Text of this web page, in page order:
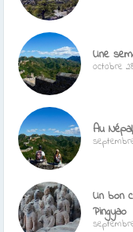
Une
octobre
Au
Un bon
Pingyao